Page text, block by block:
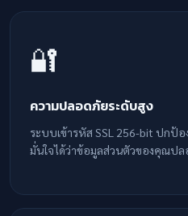
🔐
ความปลอดภัยระดับสูง
ระบบเข้ารหัส SSL 256-bit ปกป้
มั่นใจได้ว่าข้อมูลส่วนตัวของคุณปล